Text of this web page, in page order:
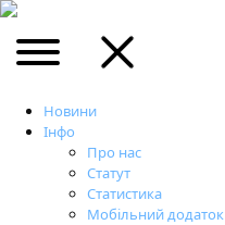
Новини
Інфо
Про нас
Статут
Статистика
Мобільний додаток